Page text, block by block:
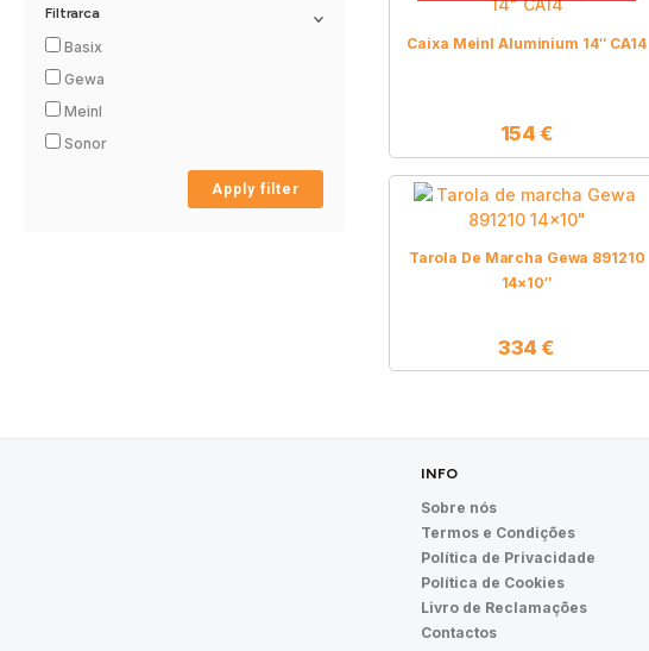
Filtrarca
Basix
Gewa
Meinl
Sonor
Apply filter
Caixa Meinl Aluminium 14″ CA14
154 €
Tarola De Marcha Gewa 891210
14×10″
334€
INFO
Sobre nós
Termos e Condições
Política de Privacidade
Política de Cookies
Livro de Reclamações
Contactos